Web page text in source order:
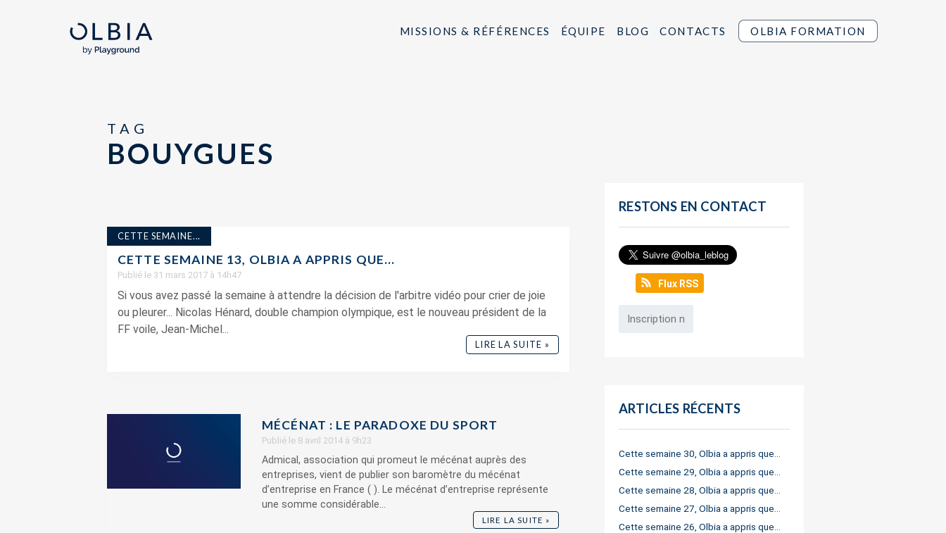
MISSIONS & RÉFÉRENCES ÉQUIPE BLOG CONTACTS OLBIA FORMATION
TAG
BOUYGUES
CETTE SEMAINE...
CETTE SEMAINE 13, OLBIA A APPRIS QUE…
Publié le 31 mars 2017 à 14h47
Si vous avez passé la semaine à attendre la décision de l'arbitre vidéo pour crier de joie
ou pleurer... Nicolas Hénard, double champion olympique, est le nouveau président de la
FF voile, Jean-Michel...
LIRE LA SUITE »
MÉCÉNAT : LE PARADOXE DU SPORT
Publié le 8 avril 2014 à 9h23
Admical, association qui promeut le mécénat auprès des
entreprises, vient de publier son baromètre du mécénat
d’entreprise en France ( ). Le mécénat d’entreprise représente
une somme considérable...
LIRE LA SUITE »
RESTONS EN CONTACT
Flux RSS
ARTICLES RÉCENTS
Cette semaine 30, Olbia a appris que…
Cette semaine 29, Olbia a appris que…
Cette semaine 28, Olbia a appris que…
Cette semaine 27, Olbia a appris que…
Cette semaine 26, Olbia a appris que…